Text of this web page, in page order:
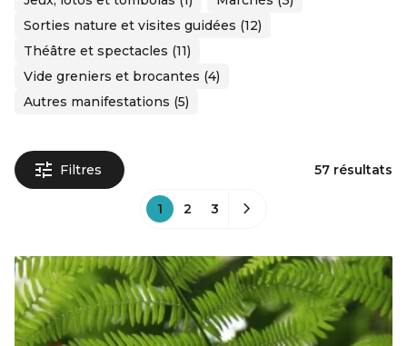
Sorties nature et visites guidées (12)
Théâtre et spectacles (11)
Vide greniers et brocantes (4)
Autres manifestations (5)
Filtres 57 résultats
1 2 3